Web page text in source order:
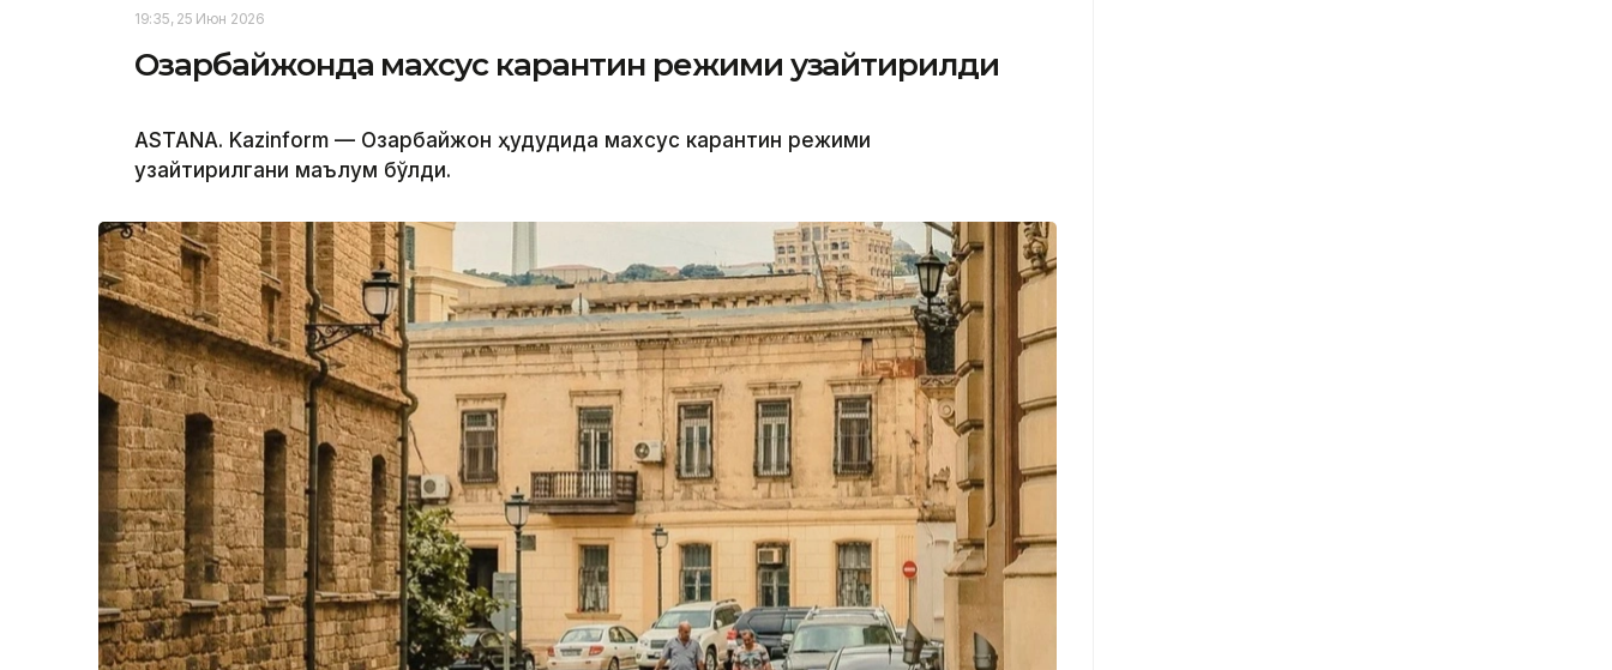
19:35, 25 Июн 2026
Озарбайжонда махсус карантин режими узайтирилди
ASTANA. Kazinform — Озарбайжон ҳудудида махсус карантин режими
узайтирилгани маълум бўлди.